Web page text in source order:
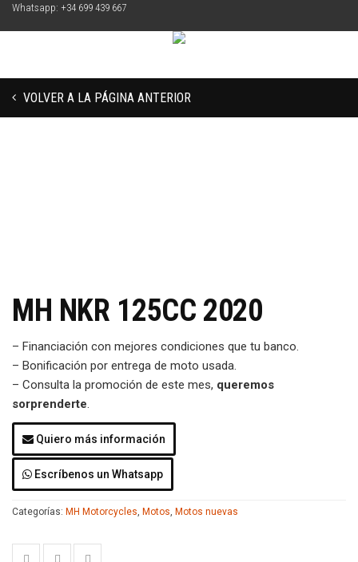
Whatsapp: +34 699 439 667
VOLVER A LA PÁGINA ANTERIOR
MH NKR 125CC 2020
– Financiación con mejores condiciones que tu banco.
– Bonificación por entrega de moto usada.
– Consulta la promoción de este mes, queremos
sorprenderte.
Quiero más información
Escríbenos un Whatsapp
Categorías: MH Motorcycles, Motos, Motos nuevas